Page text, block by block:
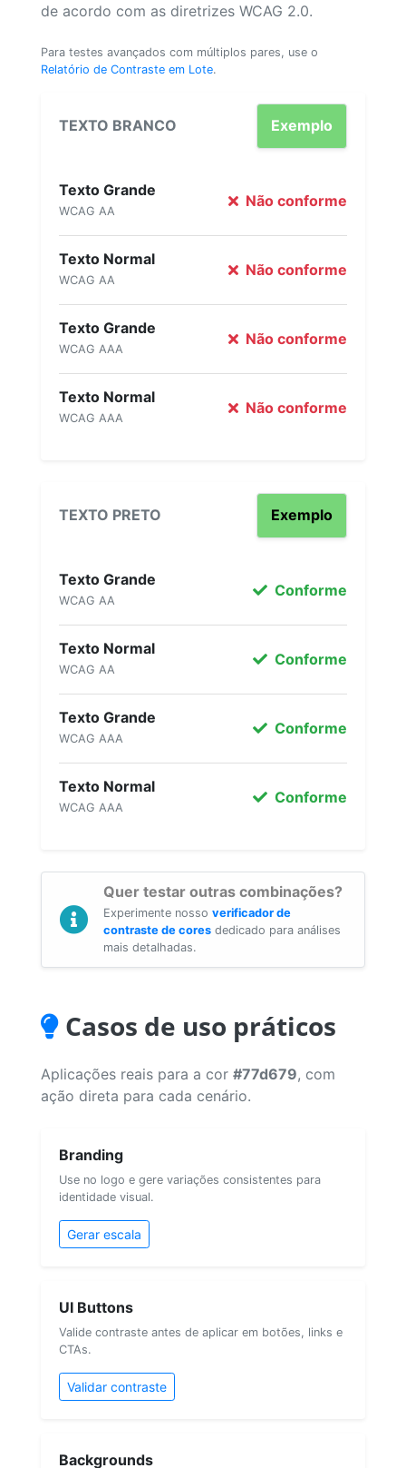
de acordo com as diretrizes WCAG 2.0.
Para testes avançados com múltiplos pares, use o
Relatório de Contraste em Lote.
TEXTO BRANCO Exemplo
Texto Grande
WCAG AA
Não conforme
Texto Normal
WCAG AA
Não conforme
Texto Grande
WCAG AAA
Não conforme
Texto Normal
WCAG AAA
Não conforme
TEXTO PRETO Exemplo
Texto Grande
WCAG AA
Conforme
Texto Normal
WCAG AA
Conforme
Texto Grande
WCAG AAA
Conforme
Texto Normal
WCAG AAA
Conforme
Quer testar outras combinações?
Experimente nosso verificador de
contraste de cores dedicado para análises
mais detalhadas.
Casos de uso práticos
Aplicações reais para a cor #77d679, com
ação direta para cada cenário.
Branding
Use no logo e gere variações consistentes para
identidade visual.
Gerar escala
UI Buttons
Valide contraste antes de aplicar em botões, links e
CTAs.
Validar contraste
Backgrounds